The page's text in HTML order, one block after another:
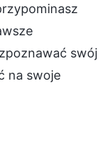
swój
na swoje